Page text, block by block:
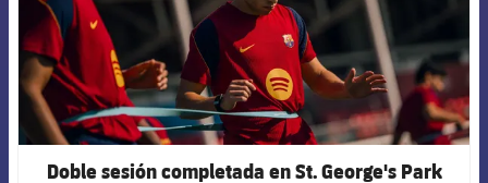
Doble sesión completada en St. George's Park